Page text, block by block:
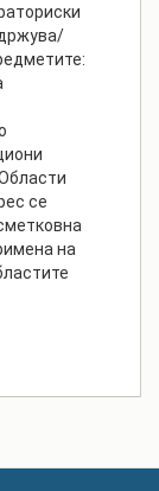
се
на